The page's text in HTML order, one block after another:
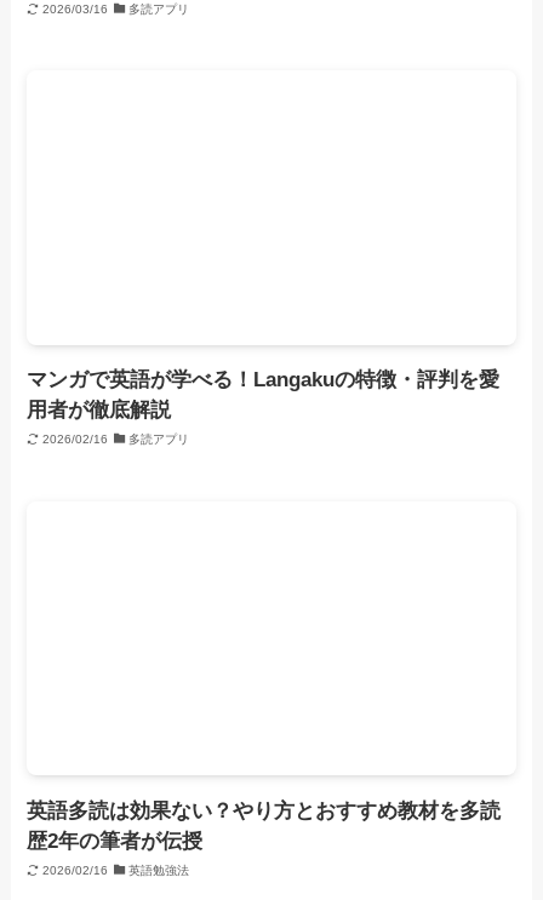
2026/03/16 多読アプリ
マンガで英語が学べる！Langakuの特徴・評判を愛
用者が徹底解説
2026/02/16 多読アプリ
英語多読は効果ない？やり方とおすすめ教材を多読
歴2年の筆者が伝授
2026/02/16 英語勉強法